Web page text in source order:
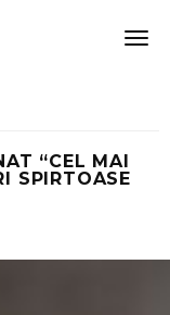
“CEL MAI
SPIRTOASE